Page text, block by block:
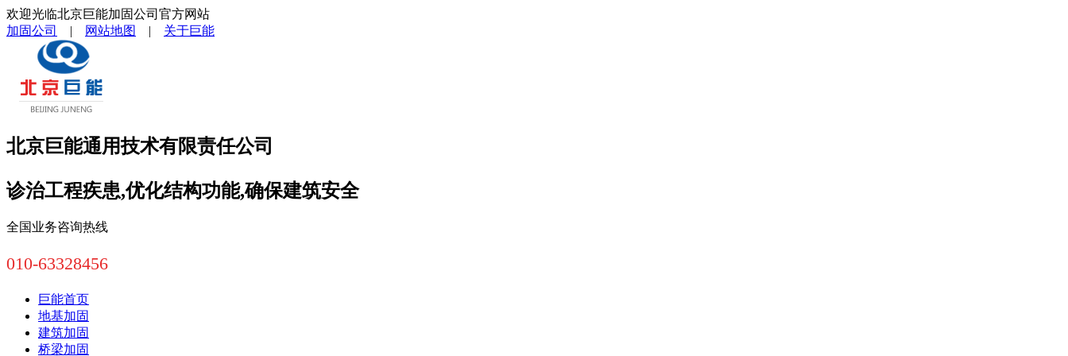
欢迎光临北京巨能加固公司官方网站
加固公司
| 网站地图 | 关于巨能
北京巨能通用技术有限责任公司
诊治工程疾患,优化结构功能,确保建筑安全
全国业务咨询热线
010-63328456
巨能首页
地基加固
建筑加固
桥梁加固